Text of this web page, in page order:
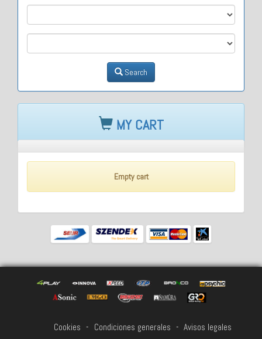
Search
MY CART
Empty cart
Cookies - Condiciones generales - Avisos legales